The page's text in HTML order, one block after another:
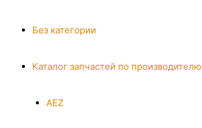
Без категории
Каталог запчастей по производителю
AEZ